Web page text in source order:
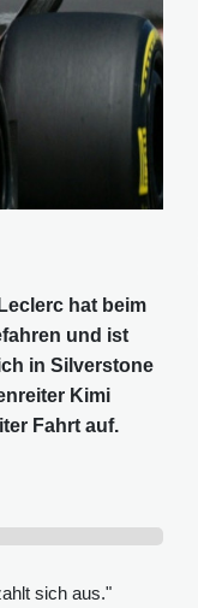
hat beim
und ist
in Silverstone
Kimi
Fahrt auf.
sich aus."